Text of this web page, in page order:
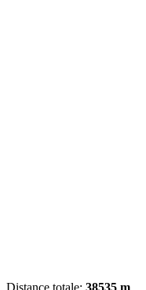
Distance totale: 38535 m